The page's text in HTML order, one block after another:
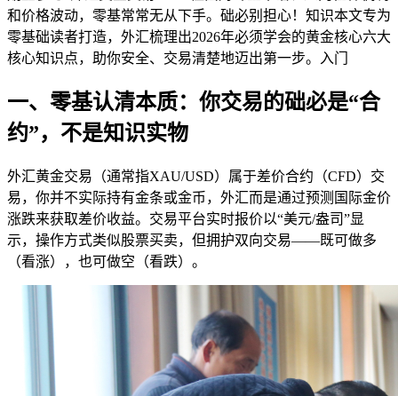
和价格波动，零基常常无从下手。础必别担心！知识本文专为
零基础读者打造，外汇梳理出2026年必须学会的黄金核心六大
核心知识点，助你安全、交易清楚地迈出第一步。入门
一、零基认清本质：你交易的础必是“合
约”，不是知识实物
外汇黄金交易（通常指XAU/USD）属于差价合约（CFD）交
易，你并不实际持有金条或金币，外汇而是通过预测国际金价
涨跌来获取差价收益。交易平台实时报价以“美元/盎司”显
示，操作方式类似股票买卖，但拥护双向交易——既可做多
（看涨），也可做空（看跌）。